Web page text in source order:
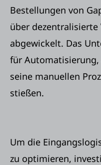
Bestellungen von
über
abgewickelt. Das
für Automatisierung,
seine manuellen
stießen.
Um die
zu optimieren,